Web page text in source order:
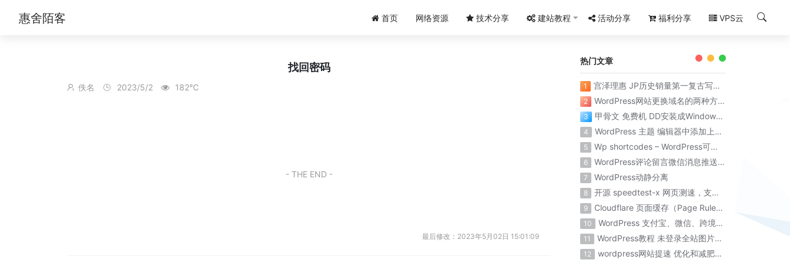
惠舍陌客 首页 网络资源 技术分享 建站教程 活动分享 福利分享 VPS云
找回密码
佚名 2023/5/2 182℃
- THE END -
最后修改：2023年5月02日 15:01:09
热门文章
1 宫泽理惠 JP历史销量第一复古写真集《Santa Fe》
2 WordPress网站更换域名的两种方法
3 甲骨文 免费机 DD安装成Windows系统 保姆级教程 百分百成功
4 WordPress 主题 编辑器中添加上传到 Chevereto图床
5 Wp shortcodes – WordPress可视化短代码简码
6 WordPress评论留言微信消息推送提醒
7 WordPress动静分离
8 开源 speedtest-x 网页测速，支持 docker 部署
9 Cloudflare 页面缓存（Page Rules）优化WordPress全站缓存配置规则
10 WordPress 支付宝、微信、跨境支付等支付插件
11 WordPress教程 未登录全站图片模糊
12 wordpress网站提速 优化和减肥wordpress数据库